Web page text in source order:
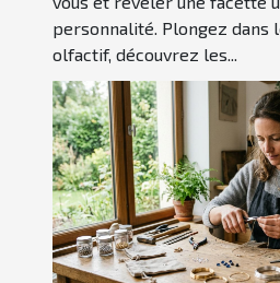
personnalité. Plongez dans
olfactif, découvrez les...